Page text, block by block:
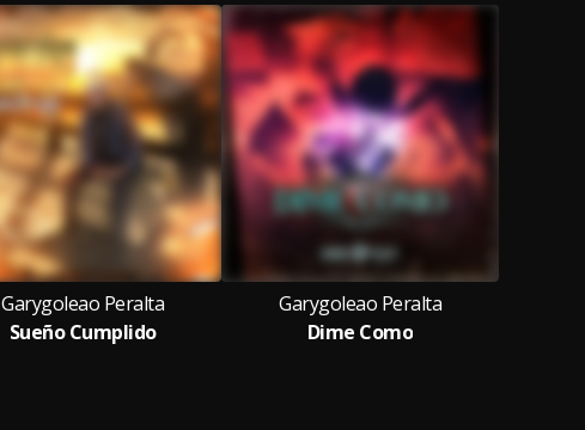
Garygoleao Peralta
Sueño Cumplido
Garygoleao Peralta
Dime Como